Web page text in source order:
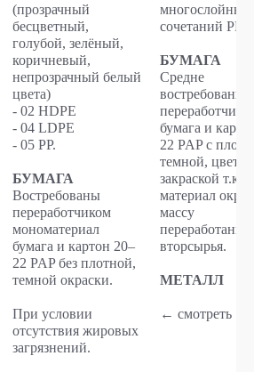
(прозрачный
бесцветный,
голубой, зелёный,
коричневый,
непрозрачный белый
цвета)
- 02 HDPE
- 04 LDPE
- 05 PP.
БУМАГА
Востребованы
переработчиком
мономатериал
бумага и картон 20–
22 PAP без плотной,
темной окраски.
При условии
отсутствия жировых
загрязнений.
многослойных
сочетаний РР/
БУМАГА
Средне
востребованы
бумага и
22 PAP с
темной,
закраской т.к.
материал
массу
вторсырья.
МЕТАЛЛ
← смотреть →